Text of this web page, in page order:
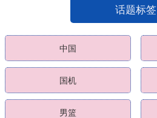
话题标签
中国
国机
男篮